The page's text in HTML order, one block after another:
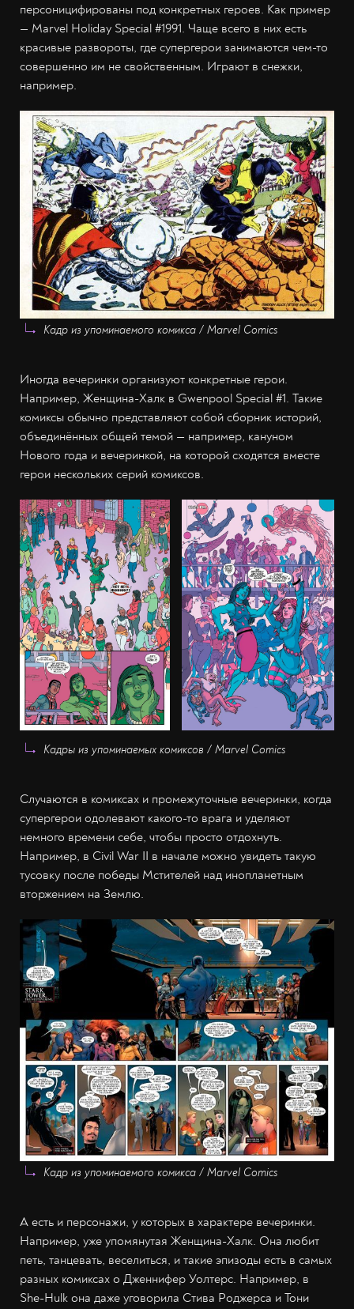
персоницифированы под конкретных героев. Как пример
— Marvel Holiday Special #1991. Чаще всего в них есть
красивые развороты, где супергерои занимаются чем-то
совершенно им не свойственным. Играют в снежки,
например.
Кадр из упоминаемого комикса / Marvel Comics
Иногда вечеринки организуют конкретные герои.
Например, Женщина-Халк в Gwenpool Special #1. Такие
комиксы обычно представляют собой сборник историй,
объединённых общей темой — например, кануном
Нового года и вечеринкой, на которой сходятся вместе
герои нескольких серий комиксов.
Кадры из упоминаемых комиксов / Marvel Comics
Случаются в комиксах и промежуточные вечеринки, когда
супергерои одолевают какого-то врага и уделяют
немного времени себе, чтобы просто отдохнуть.
Например, в Civil War II в начале можно увидеть такую
тусовку после победы Мстителей над инопланетным
вторжением на Землю.
Кадр из упоминаемого комикса / Marvel Comics
А есть и персонажи, у которых в характере вечеринки.
Например, уже упомянутая Женщина-Халк. Она любит
петь, танцевать, веселиться, и такие эпизоды есть в самых
разных комиксах о Дженнифер Уолтерс. Например, в
She-Hulk она даже уговорила Стива Роджерса и Тони